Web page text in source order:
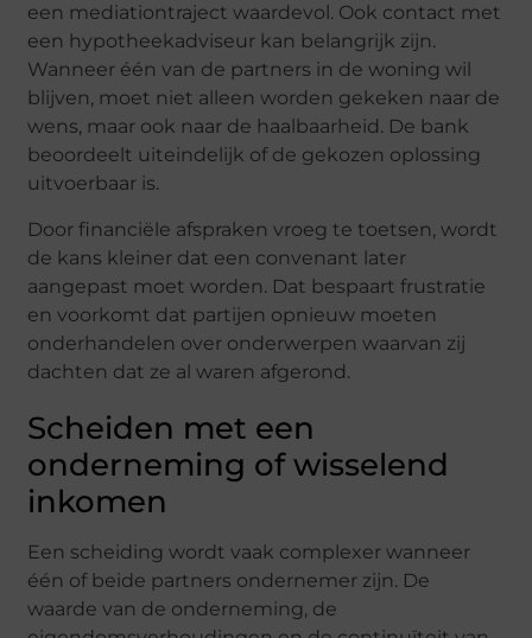
een mediationtraject waardevol. Ook contact met
een hypotheekadviseur kan belangrijk zijn.
Wanneer één van de partners in de woning wil
blijven, moet niet alleen worden gekeken naar de
wens, maar ook naar de haalbaarheid. De bank
beoordeelt uiteindelijk of de gekozen oplossing
uitvoerbaar is.
Door financiële afspraken vroeg te toetsen, wordt
de kans kleiner dat een convenant later
aangepast moet worden. Dat bespaart frustratie
en voorkomt dat partijen opnieuw moeten
onderhandelen over onderwerpen waarvan zij
dachten dat ze al waren afgerond.
Scheiden met een
onderneming of wisselend
inkomen
Een scheiding wordt vaak complexer wanneer
één of beide partners ondernemer zijn. De
waarde van de onderneming, de